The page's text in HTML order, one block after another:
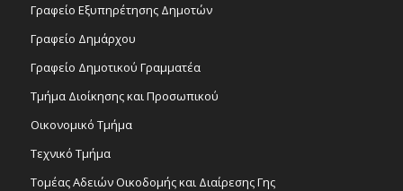
Γραφείο Εξυπηρέτησης Δημοτών
Γραφείο Δημάρχου
Γραφείο Δημοτικού Γραμματέα
Τμήμα Διοίκησης και Προσωπικού
Οικονομικό Τμήμα
Τεχνικό Τμήμα
Τομέας Αδειών Οικοδομής και Διαίρεσης Γης